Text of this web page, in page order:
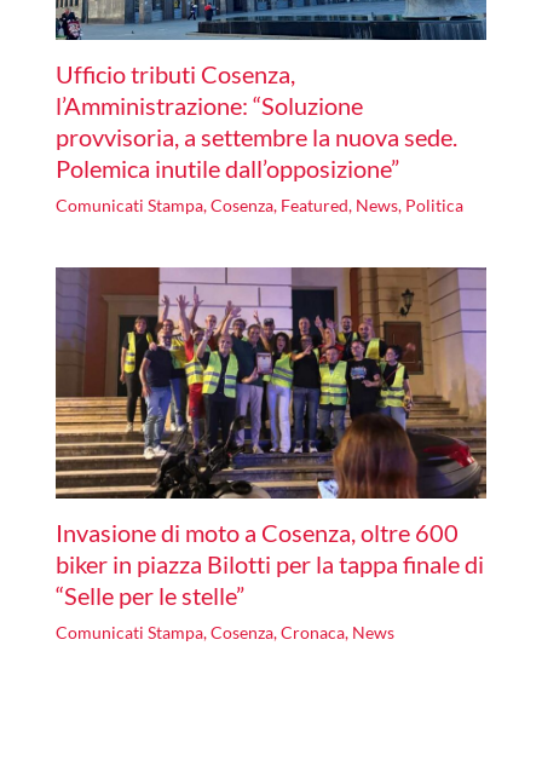
Ufficio tributi Cosenza,
l’Amministrazione: “Soluzione
provvisoria, a settembre la nuova sede.
Polemica inutile dall’opposizione”
Comunicati Stampa,Cosenza, Featured, News, Politica
Invasione di moto a Cosenza, oltre 600
biker in piazza Bilotti per la tappa finale di
“Selle per le stelle”
Comunicati Stampa,Cosenza,Cronaca, News